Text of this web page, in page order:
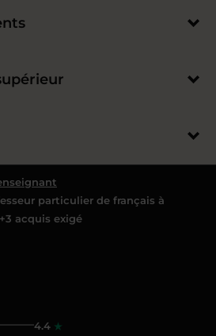
particulier de français à
acquis exigé
4.4